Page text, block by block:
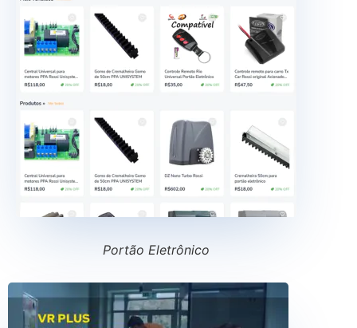
Portão Eletrônico